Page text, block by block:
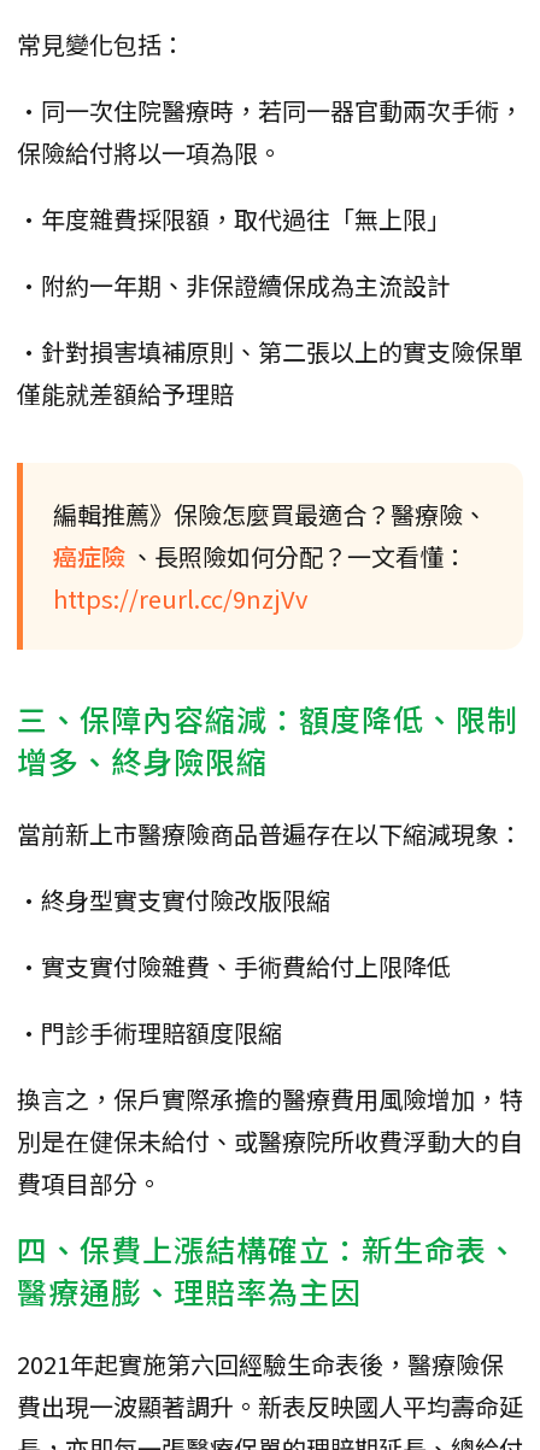
常見變化包括：
•同一次住院醫療時，若同一器官動兩次手術，
保險給付將以一項為限。
•年度雜費採限額，取代過往「無上限」
•附約一年期、非保證續保成為主流設計
•針對損害填補原則、第二張以上的實支險保單
僅能就差額給予理賠
編輯推薦》保險怎麼買最適合？醫療險、
癌症險 、長照險如何分配？一文看懂：
https://reurl.cc/9nzjVv
三、保障內容縮減：額度降低、限制
增多、終身險限縮
當前新上市醫療險商品普遍存在以下縮減現象：
•終身型實支實付險改版限縮
•實支實付險雜費、手術費給付上限降低
•門診手術理賠額度限縮
換言之，保戶實際承擔的醫療費用風險增加，特
別是在健保未給付、或醫療院所收費浮動大的自
費項目部分。
四、保費上漲結構確立：新生命表、
醫療通膨、理賠率為主因
2021年起實施第六回經驗生命表後，醫療險保
費出現一波顯著調升。新表反映國人平均壽命延